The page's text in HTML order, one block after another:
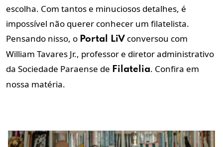
escolha. Com tantos e minuciosos detalhes, é
impossível não querer conhecer um filatelista.
Pensando nisso, o Portal LiV conversou com
William Tavares Jr., professor e diretor administrativo
da Sociedade Paraense de Filatelia. Confira em
nossa matéria.